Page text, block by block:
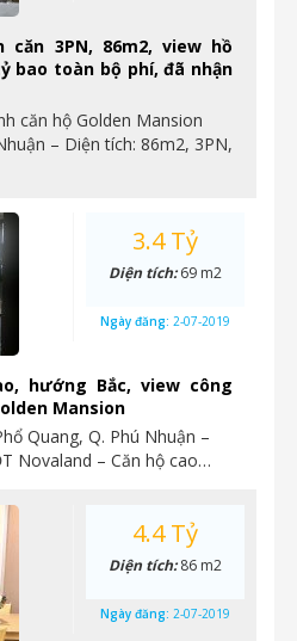
căn 3PN, 86m2, view hồ
bao toàn bộ phí, đã nhận
căn hộ Golden Mansion
– Diện tích: 86m2, 3PN,
hướng Bắc, view công
Mansion
Quang, Q. Phú Nhuận –
Novaland – Căn hộ cao…
3.4 Tỷ
Diện tích:69 m2
Ngày đăng: 2-07-2019
4.4 Tỷ
Diện tích:86 m2
Ngày đăng: 2-07-2019